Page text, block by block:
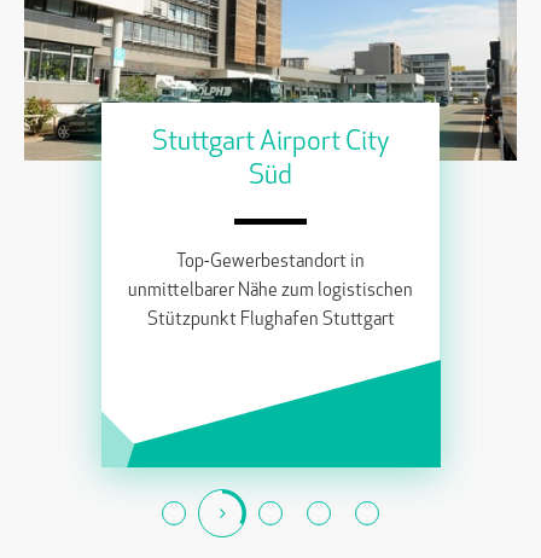
Stuttgart Airport City
Süd
Top-Gewerbestandort in
unmittelbarer Nähe zum logistischen
Stützpunkt Flughafen Stuttgart